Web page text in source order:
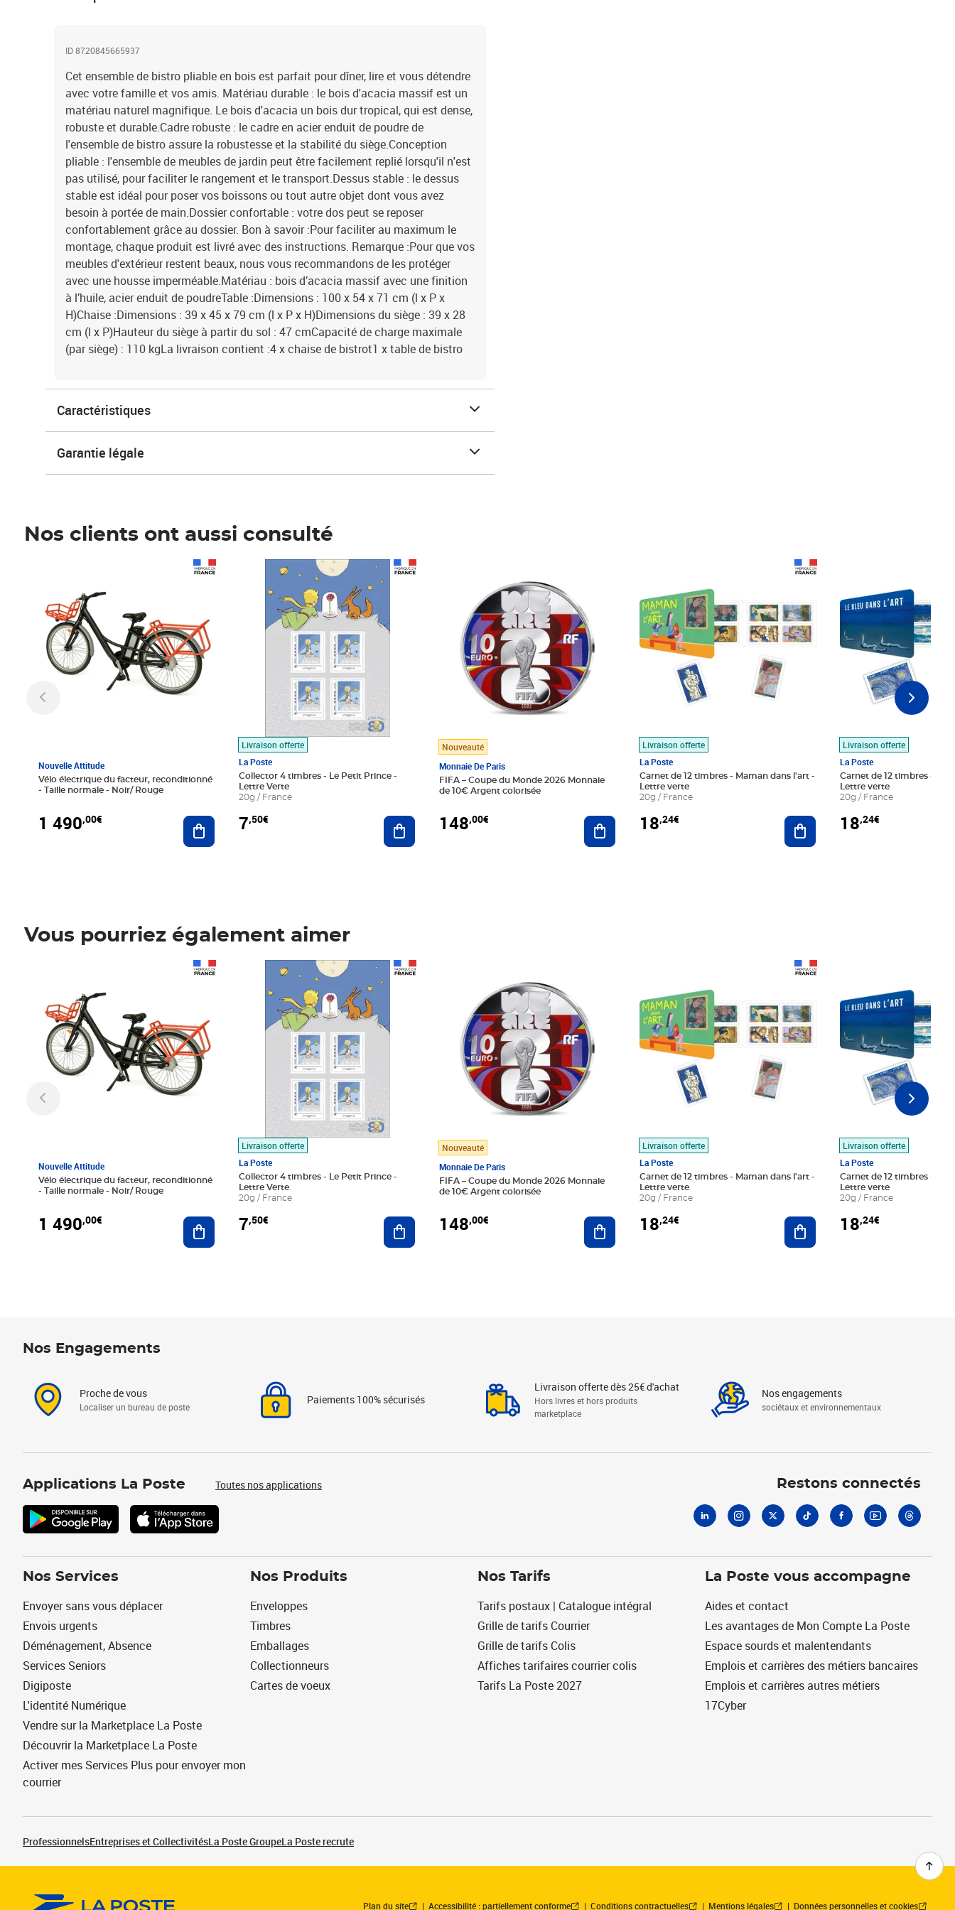
ID 8720845665937
Cet ensemble de bistro pliable en bois est parfait pour dîner, lire et vous détendre
avec votre famille et vos amis. Matériau durable : le bois d'acacia massif est un
matériau naturel magnifique. Le bois d'acacia un bois dur tropical, qui est dense,
robuste et durable.Cadre robuste : le cadre en acier enduit de poudre de
l'ensemble de bistro assure la robustesse et la stabilité du siège.Conception
pliable : l'ensemble de meubles de jardin peut être facilement replié lorsqu'il n'est
pas utilisé, pour faciliter le rangement et le transport.Dessus stable : le dessus
stable est idéal pour poser vos boissons ou tout autre objet dont vous avez
besoin à portée de main.Dossier confortable : votre dos peut se reposer
confortablement grâce au dossier. Bon à savoir :Pour faciliter au maximum le
montage, chaque produit est livré avec des instructions. Remarque :Pour que vos
meubles d'extérieur restent beaux, nous vous recommandons de les protéger
avec une housse imperméable.Matériau : bois d’acacia massif avec une finition
à l’huile, acier enduit de poudreTable :Dimensions : 100 x 54 x 71 cm (l x P x
H)Chaise :Dimensions : 39 x 45 x 79 cm (l x P x H)Dimensions du siège : 39 x 28
cm (l x P)Hauteur du siège à partir du sol : 47 cmCapacité de charge maximale
(par siège) : 110 kgLa livraison contient :4 x chaise de bistrot1 x table de bistro
Caractéristiques
Garantie légale
Nos clients ont aussi consulté
Nouvelle Attitude
Vélo électrique du facteur, reconditionné
- Taille normale - Noir/ Rouge
1 490,00€ Ajouter au panier
Livraison offerte
La Poste
Collector 4 timbres - Le Petit Prince -
Lettre Verte
20g / France
7,50€
Prix 7,50€
Ajouter au panier
Nouveauté
Monnaie De Paris
FIFA – Coupe du Monde 2026 Monnaie
de 10€ Argent colorisée
148,00€ Ajouter au panier
Livraison offerte
La Poste
Carnet de 12 timbres - Maman dans l'art -
Lettre verte
20g / France
18,24€ Ajouter au panier
Livraison offerte
La Poste
Carnet de 12 timbres - Le
Lettre verte
20g / France
18,24€
Vous pourriez également aimer
Nouvelle Attitude
Vélo électrique du facteur, reconditionné
- Taille normale - Noir/ Rouge
1 490,00€ Ajouter au panier
Livraison offerte
La Poste
Collector 4 timbres - Le Petit Prince -
Lettre Verte
20g / France
7,50€
Prix 7,50€
Ajouter au panier
Nouveauté
Monnaie De Paris
FIFA – Coupe du Monde 2026 Monnaie
de 10€ Argent colorisée
148,00€ Ajouter au panier
Livraison offerte
La Poste
Carnet de 12 timbres - Maman dans l'art -
Lettre verte
20g / France
18,24€ Ajouter au panier
Livraison offerte
La Poste
Carnet de 12 timbres - Le
Lettre verte
20g / France
18,24€
Nos Engagements
Proche de vous
Localiser un bureau de poste
Paiements 100% sécurisés
Livraison offerte dès 25€ d'achat
Hors livres et hors produits
marketplace
Nos engagements
sociétaux et environnementaux
Applications La Poste Toutes nos applications Restons connectés
Nos Services
Envoyer sans vous déplacer
Envois urgents
Déménagement, Absence
Services Seniors
Digiposte
L'identité Numérique
Vendre sur la Marketplace La Poste
Découvrir la Marketplace La Poste
Activer mes Services Plus pour envoyer mon
courrier
Nos Produits
Enveloppes
Timbres
Emballages
Collectionneurs
Cartes de voeux
Nos Tarifs
Tarifs postaux | Catalogue intégral
Grille de tarifs Courrier
Grille de tarifs Colis
Affiches tarifaires courrier colis
Tarifs La Poste 2027
La Poste vous accompagne
Aides et contact
Les avantages de Mon Compte La Poste
Espace sourds et malentendants
Emplois et carrières des métiers bancaires
Emplois et carrières autres métiers
17Cyber
ProfessionnelsEntreprises et CollectivitésLa Poste GroupeLa Poste recrute
Plan du site Accessibilité : partiellement conforme Conditions contractuelles Mentions légales Données personnelles et cookies